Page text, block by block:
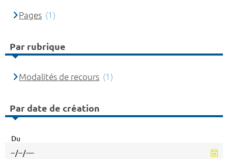
Pages (1)
Par rubrique
Modalités de recours (1)
Par date de création
Du